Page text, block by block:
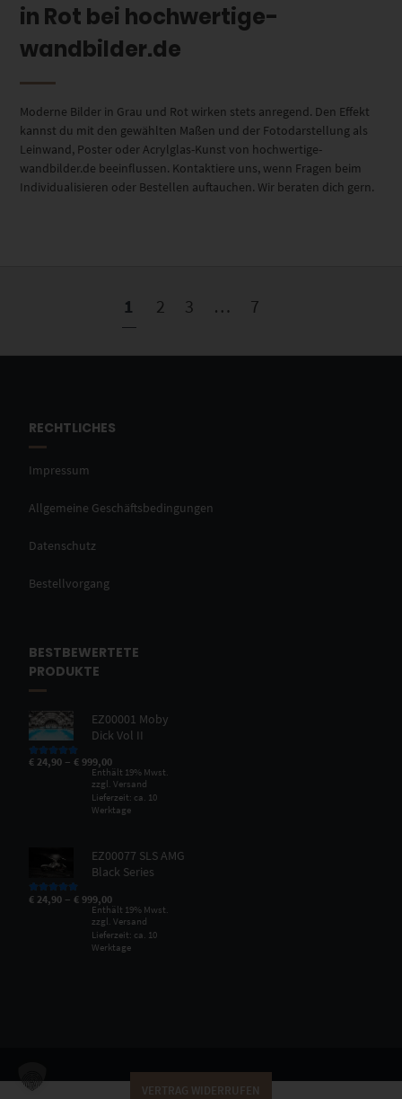
in Rot bei hochwertige-
wandbilder.de
Moderne Bilder in Grau und Rot wirken stets anregend. Den Effekt
kannst du mit den gewählten Maßen und der Fotodarstellung als
Leinwand, Poster oder Acrylglas-Kunst von hochwertige-
wandbilder.de beeinflussen. Kontaktiere uns, wenn Fragen beim
Individualisieren oder Bestellen auftauchen. Wir beraten dich gern.
1 2 3 … 7
RECHTLICHES
Impressum
Allgemeine Geschäftsbedingungen
Datenschutz
Bestellvorgang
BESTBEWERTETE
PRODUKTE
EZ00001 Moby
Dick Vol II
Bewertet mit
von 5
€ 24,90 –€ 999,00
Enthält 19% Mwst.
zzgl.Versand
Lieferzeit: ca. 10
Werktage
EZ00077 SLS AMG
Black Series
Bewertet mit
von 5
€ 24,90 –€ 999,00
Enthält 19% Mwst.
zzgl.Versand
Lieferzeit: ca. 10
Werktage
VERTRAG WIDERRUFEN